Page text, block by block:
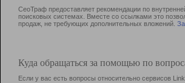
СеоТраф предоставляет рекомендации по
поисковых системах. Вместе со ссылками это
продаж, не требующих дополнительных вложений.
Куда обращаться за помощью по
Если у вас есть вопросы относительно сервисов